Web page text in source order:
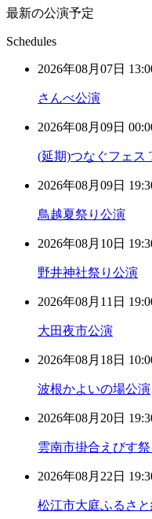
最新の公演予定
Schedules
2026年08月07日
さんべ公演
2026年08月09日
(延期)つなぐフェス
2026年08月09日
鳥越夏祭り公演
2026年08月10日
野井神社祭り公演
2026年08月11日
大田夜市公演
2026年08月18日
波根かよいの場公演
2026年08月20日
雲南市掛合えびす祭
2026年08月22日
松江市大庭ふるさ